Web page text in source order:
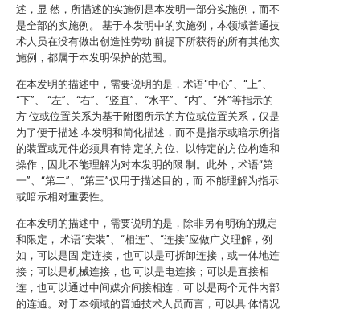
述，显 然，所描述的实施例是本发明一部分实施例，而不
是全部的实施例。 基于本发明中的实施例，本领域普通技
术人员在没有做出创造性劳动 前提下所获得的所有其他实
施例，都属于本发明保护的范围。
在本发明的描述中，需要说明的是，术语“中心”、“上”、
“下”、 “左”、“右”、“竖直”、“水平”、“内”、“外”等指示的
方 位或位置关系为基于附图所示的方位或位置关系，仅是
为了便于描述 本发明和简化描述，而不是指示或暗示所指
的装置或元件必须具有特 定的方位、以特定的方位构造和
操作，因此不能理解为对本发明的限 制。此外，术语“第
一”、“第二”、“第三”仅用于描述目的，而 不能理解为指示
或暗示相对重要性。
在本发明的描述中，需要说明的是，除非另有明确的规定
和限定， 术语“安装”、“相连”、“连接”应做广义理解，例
如，可以是固 定连接，也可以是可拆卸连接，或一体地连
接；可以是机械连接，也 可以是电连接；可以是直接相
连，也可以通过中间媒介间接相连，可 以是两个元件内部
的连通。对于本领域的普通技术人员而言，可以具 体情况